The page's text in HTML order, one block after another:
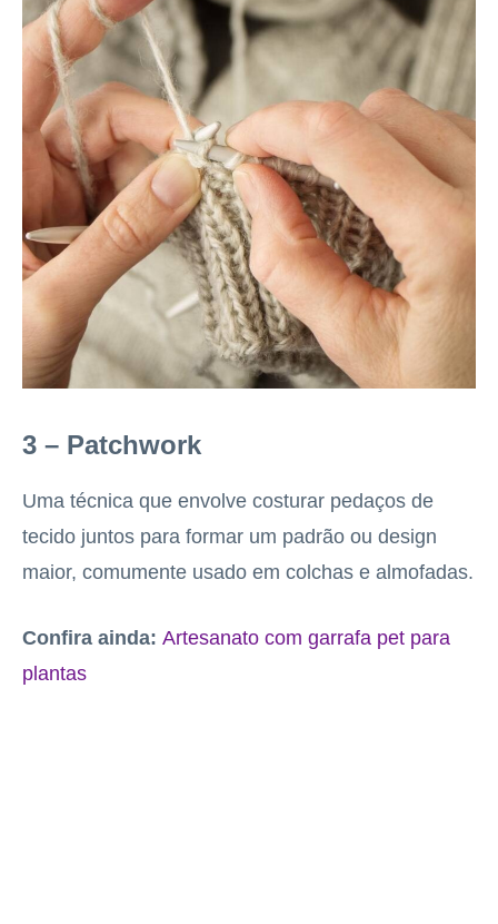
3 – Patchwork
Uma técnica que envolve costurar pedaços de
tecido juntos para formar um padrão ou design
maior, comumente usado em colchas e almofadas.
Confira ainda: Artesanato com garrafa pet para
plantas